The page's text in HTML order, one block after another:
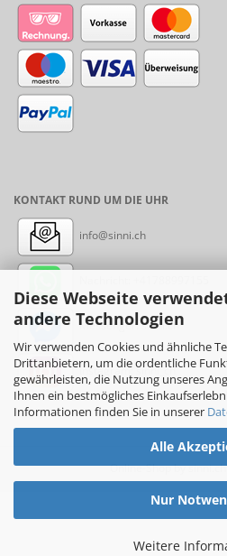
Diese Webseite
andere Technologien
Wir verwenden Cookies und ähnliche
Drittanbietern, um die ordentliche
gewährleisten, die Nutzung unseres
Ihnen ein bestmögliches
Informationen finden Sie in unserer
Alle
Nur
Weitere
KONTAKT RUND UM DIE UHR
info@sinni.ch
Messenger: sinni.ch
Instagram: sinni_ch
Online-Shopby